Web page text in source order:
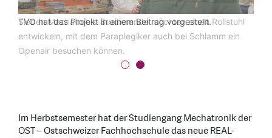
Sieben Mechatronik-Studierende möchten einen Rollstuhl
entwickeln, mit dem Paraplegiker auch bei Schlamm ein
Openair besuchen können.
TVO hat das Projekt in einem Beitrag vorgestellt.
Im Herbstsemester hat der Studiengang Mechatronik der
OST – Ostschweizer Fachhochschule das neue REAL-